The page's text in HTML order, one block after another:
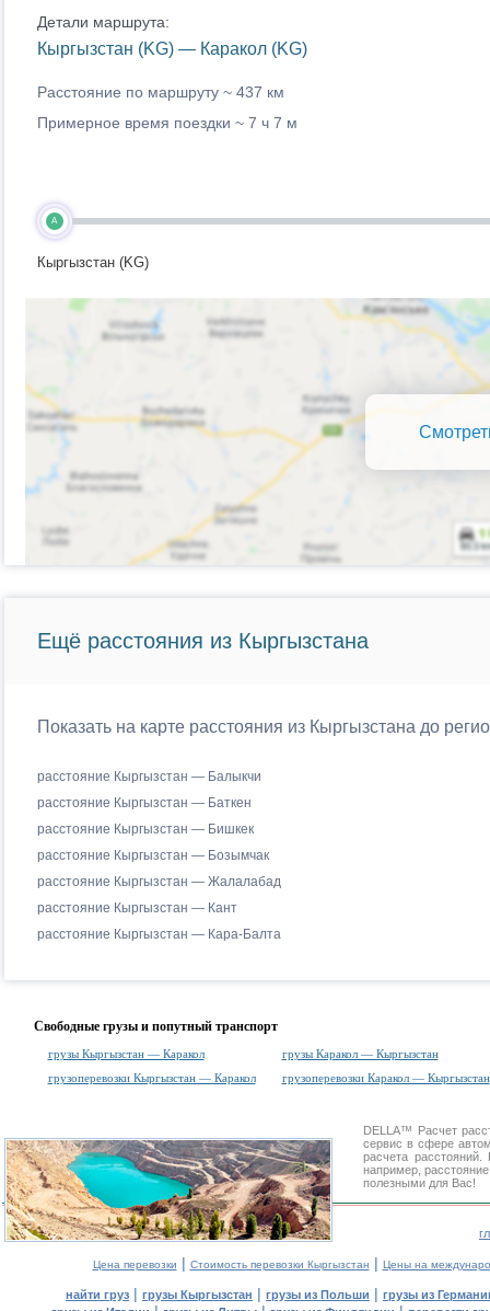
Детали маршрута:
Кыргызстан (KG) — Каракол (KG)
Расстояние по маршруту ~ 437 км
Примерное время поездки ~ 7 ч 7 м
A
Кыргызстан (KG)
Ещё расстояния из Кыргызстана
Показать на карте расстояния из Кыргызстана до
расстояние Кыргызстан — Балыкчи
расстояние Кыргызстан — Баткен
расстояние Кыргызстан — Бишкек
расстояние Кыргызстан — Бозымчак
расстояние Кыргызстан — Жалалабад
расстояние Кыргызстан — Кант
расстояние Кыргызстан — Кара-Балта
Свободные грузы и попутный транспорт
грузы Кыргызстан — Каракол
грузы Каракол — Кыргызстан
грузоперевозки Кыргызстан — Каракол
грузоперевозки Каракол — Кыргызстан
DELLA™ Расчет
сервис в сфере
расчета
например,
полезными для Вас!
Цена перевозки | Стоимость перевозки Кыргызстан | Цены на
найти груз | грузы Кыргызстан | грузы из Польши | грузы из